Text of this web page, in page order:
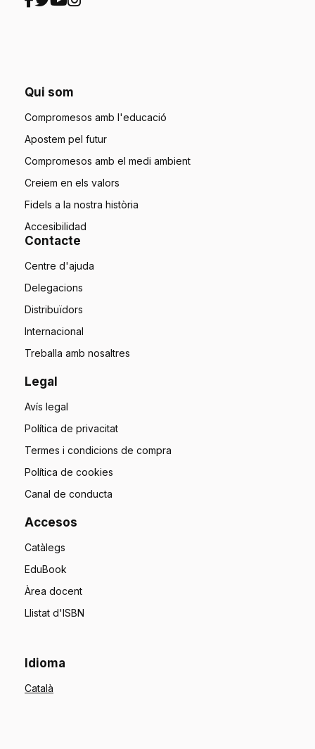
Qui som
Compromesos amb l'educació
Apostem pel futur
Compromesos amb el medi ambient
Creiem en els valors
Fidels a la nostra història
Accesibilidad
Contacte
Centre d'ajuda
Delegacions
Distribuïdors
Internacional
Treballa amb nosaltres
Legal
Avís legal
Política de privacitat
Termes i condicions de compra
Política de cookies
Canal de conducta
Accesos
Catàlegs
EduBook
Àrea docent
Llistat d'ISBN
Idioma